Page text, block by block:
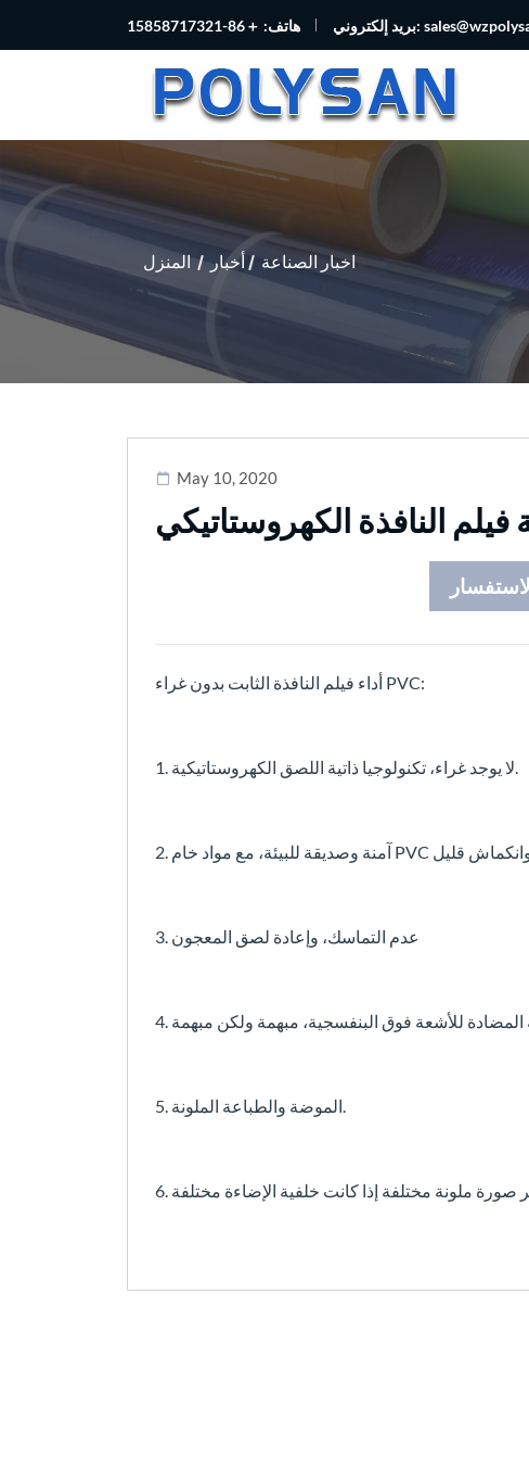
هاتف: ＋86-15858717321 بريد إلكتروني:
المنزل أخبار اخبار الصناعة
May 10, 2020
أداء فيلم النافذة الثابت بدون غراء PVC:
1. لا يوجد غراء، تكنولوجيا ذاتية اللصق الكهروستاتيكية.
3. عدم التماسك، وإعادة لصق المعجون
5. الموضة والطباعة الملونة.